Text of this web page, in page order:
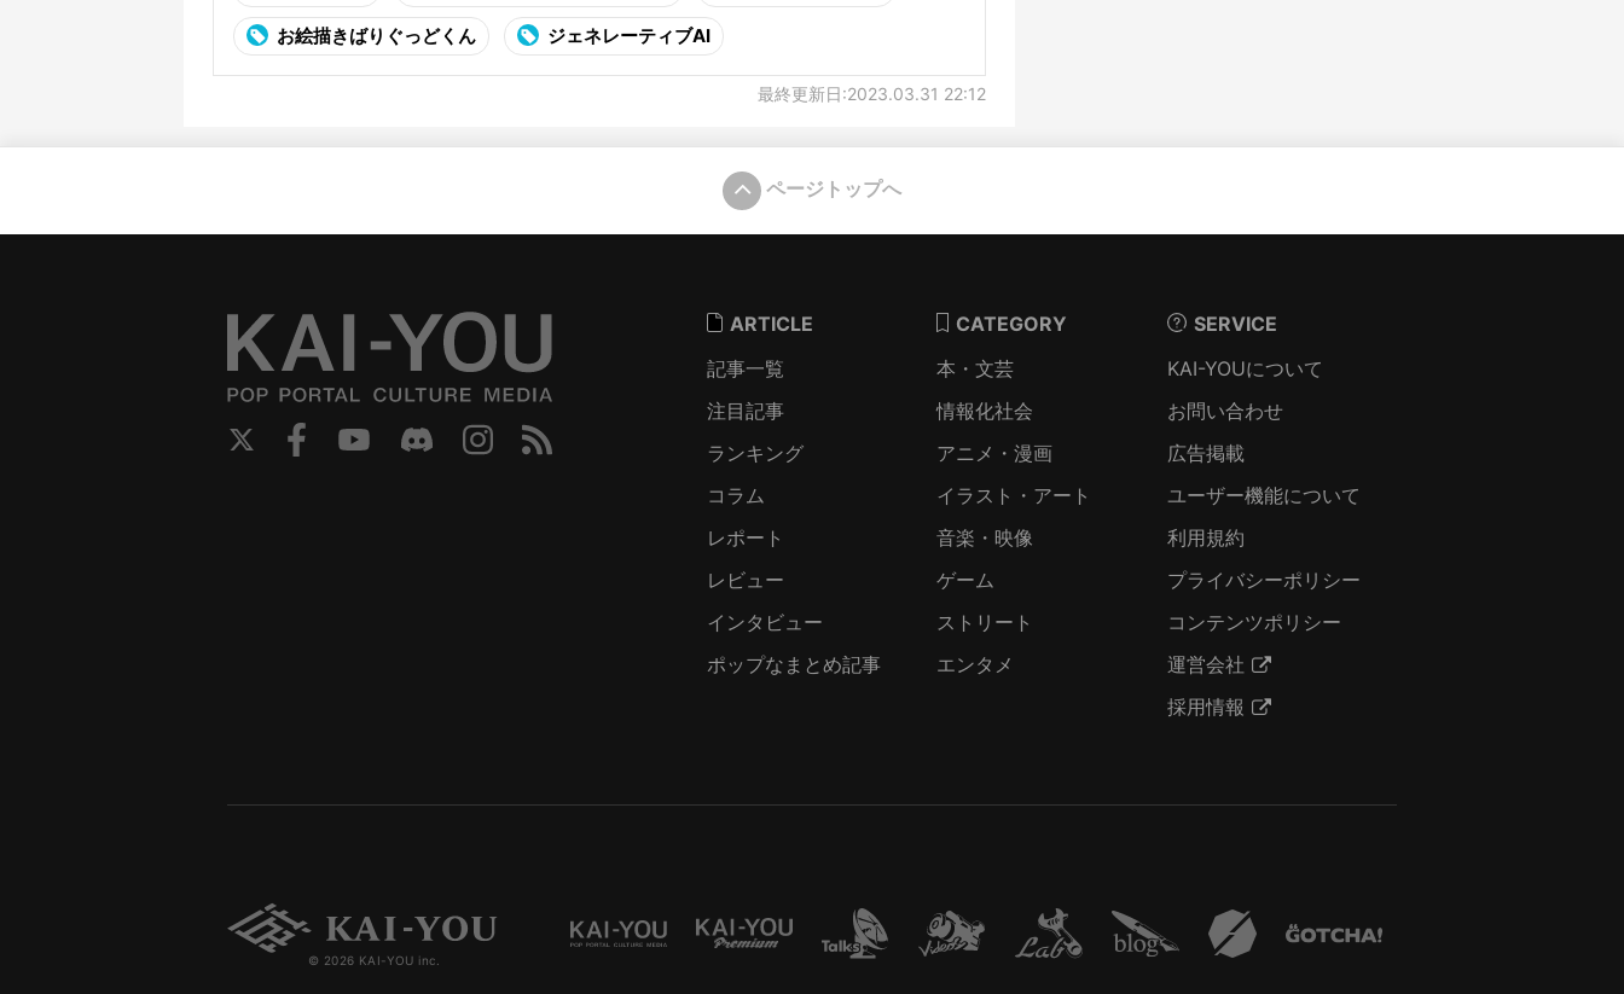
お絵描きばりぐっどくん ジェネレーティブAI
最終更新日:2023.03.31 22:12
ページトップへ
ARTICLE
記事一覧
注目記事
ランキング
コラム
レポート
レビュー
インタビュー
ポップなまとめ記事
CATEGORY
本・文芸
情報化社会
アニメ・漫画
イラスト・アート
音楽・映像
ゲーム
ストリート
エンタメ
SERVICE
KAI-YOUについて
お問い合わせ
広告掲載
ユーザー機能について
利用規約
プライバシーポリシー
コンテンツポリシー
運営会社
採用情報
© 2026 KAI-YOU inc.